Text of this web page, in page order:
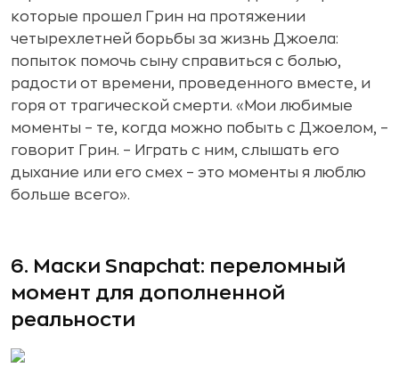
которые прошел Грин на протяжении
четырехлетней борьбы за жизнь Джоела:
попыток помочь сыну справиться с болью,
радости от времени, проведенного вместе, и
горя от трагической смерти. «Мои любимые
моменты – те, когда можно побыть с Джоелом, –
говорит Грин. – Играть с ним, слышать его
дыхание или его смех – это моменты я люблю
больше всего».
6. Маски Snapchat: переломный
момент для дополненной
реальности